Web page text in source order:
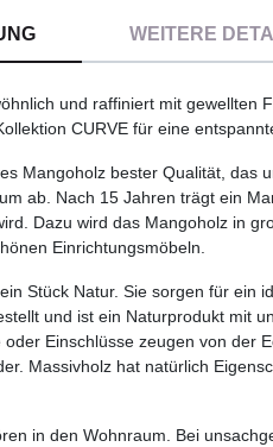
WEITERE
und raffiniert mit gewellten
CURVE für eine
Mangoholz bester Qualität, das
ab. Nach 15 Jahren trägt ein
Dazu wird das Mangoholz in
Einrichtungsmöbeln.
Stück Natur. Sie sorgen für ein
und ist ein Naturprodukt mit
oder Einschlüsse zeugen von der
Massivholz hat natürlich
in den Wohnraum. Bei